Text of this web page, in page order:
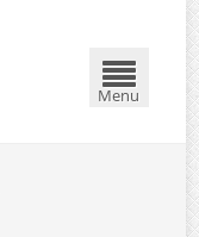
Menu